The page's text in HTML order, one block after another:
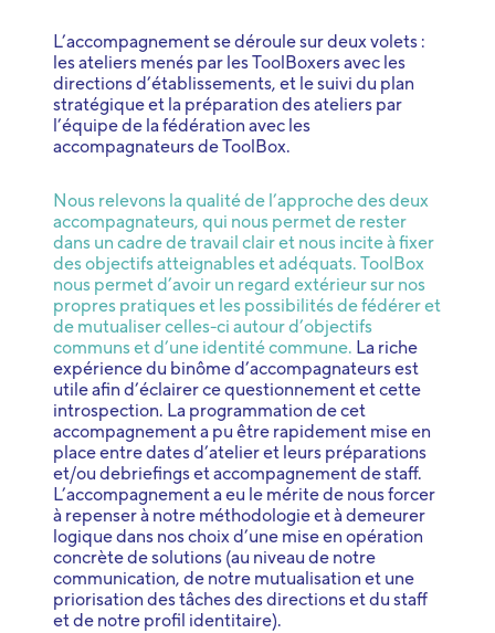
L’accompagnement se déroule sur deux volets :
les ateliers menés par les ToolBoxers avec les
directions d’établissements, et le suivi du plan
stratégique et la préparation des ateliers par
l’équipe de la fédération avec les
accompagnateurs de ToolBox.
Nous relevons la qualité de l’approche des deux
accompagnateurs, qui nous permet de rester
dans un cadre de travail clair et nous incite à fixer
des objectifs atteignables et adéquats. ToolBox
nous permet d’avoir un regard extérieur sur nos
propres pratiques et les possibilités de fédérer et
de mutualiser celles-ci autour d’objectifs
communs et d’une identité commune. La riche
expérience du binôme d’accompagnateurs est
utile afin d’éclairer ce questionnement et cette
introspection. La programmation de cet
accompagnement a pu être rapidement mise en
place entre dates d’atelier et leurs préparations
et/ou debriefings et accompagnement de staff.
L’accompagnement a eu le mérite de nous forcer
à repenser à notre méthodologie et à demeurer
logique dans nos choix d’une mise en opération
concrète de solutions (au niveau de notre
communication, de notre mutualisation et une
priorisation des tâches des directions et du staff
et de notre profil identitaire).